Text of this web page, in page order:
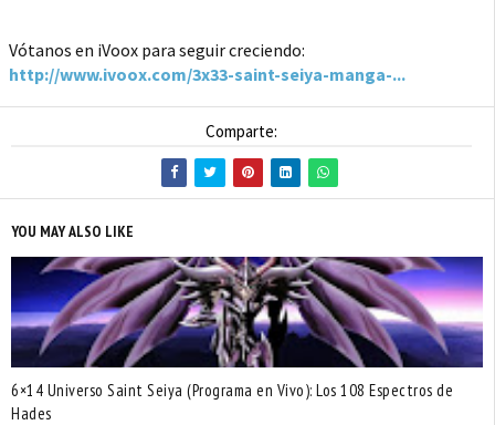
Vótanos en iVoox para seguir creciendo:
http://www.ivoox.com/3x33-saint-seiya-manga-...
Comparte:
YOU MAY ALSO LIKE
6×14 Universo Saint Seiya (Programa en Vivo): Los 108 Espectros de
Hades